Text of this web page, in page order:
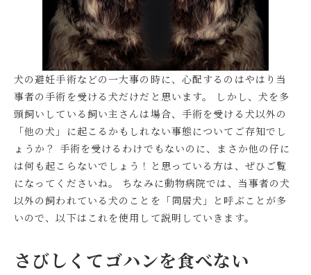
犬の避妊手術などの一大事の時に、心配するのはやはり当
事者の手術を受ける犬だけだと思います。 しかし、犬を多
頭飼いしている飼い主さんは場合、手術を受ける犬以外の
「他の犬」に起こるかもしれない事態についてご存知でし
ょうか？ 手術を受けるわけでもないのに、まさか他の仔に
は何も起こらないでしょう！と思っている方は、ぜひご覧
になってくださいね。 ちなみに動物病院では、当事者の犬
以外の飼われている犬のことを「同居犬」と呼ぶことが多
いので、以下はこれを使用して説明していきます。
さびしくてゴハンを食べない